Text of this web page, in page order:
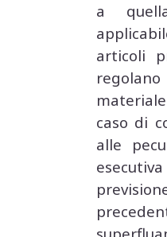
a
articoli
caso di
alle